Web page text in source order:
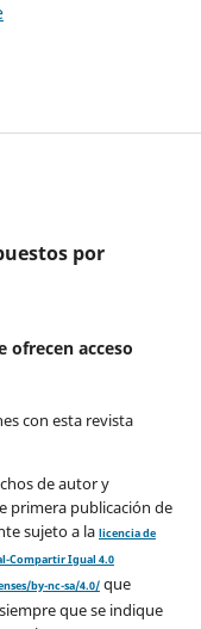
por
ofrecen acceso
con esta revista
de autor y
primera publicación de
sujeto a la licencia de
Compartir Igual 4.0
by-nc-sa/4.0/que
que se indique